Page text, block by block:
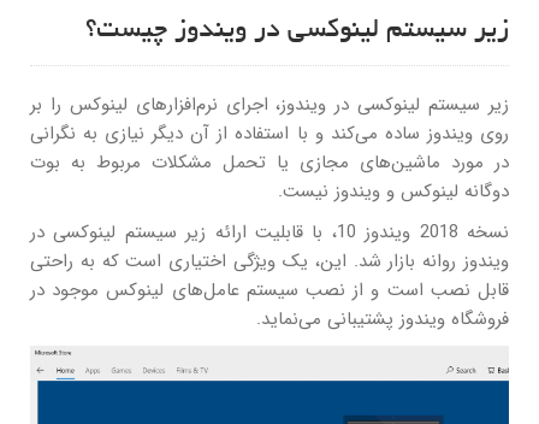
زیر سیستم لینوکسی در ویندوز چیست؟
زیر سیستم لینوکسی در ویندوز، اجرای نرم‌افزارهای لینوکس را بر
روی ویندوز ساده می‌کند و با استفاده از آن دیگر نیازی به نگرانی
در مورد ماشین‌های مجازی یا تحمل مشکلات مربوط به بوت
دوگانه لینوکس و ویندوز نیست.
نسخه 2018 ویندوز 10، با قابلیت ارائه زیر سیستم لینوکسی در
ویندوز روانه بازار شد. این، یک ویژگی اختیاری است که به راحتی
قابل نصب است و از نصب سیستم عامل‌های لینوکس موجود در
فروشگاه ویندوز پشتیبانی می‌نماید.